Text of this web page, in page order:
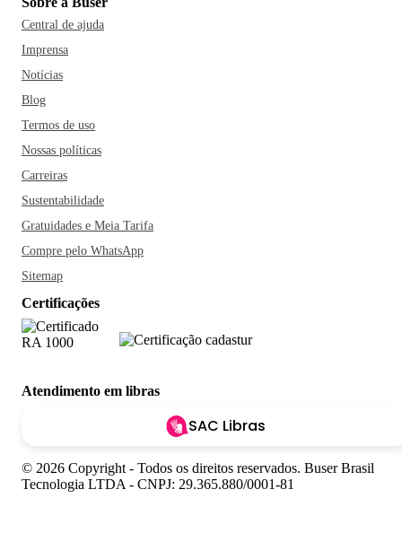
Central de ajuda
Imprensa
Notícias
Blog
Termos de uso
Nossas políticas
Carreiras
Sustentabilidade
Gratuidades e Meia Tarifa
Compre pelo WhatsApp
Sitemap
Certificações
Atendimento em libras
SAC Libras
© 2026 Copyright - Todos os direitos reservados. Buser Brasil
Tecnologia LTDA - CNPJ: 29.365.880/0001-81